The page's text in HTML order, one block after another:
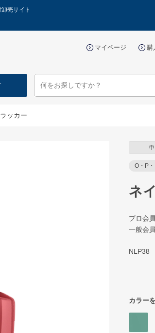
売サイト
マイページ 購
ッカー
O・P
ネ
プロ会員
一般会員
NLP38
カラー